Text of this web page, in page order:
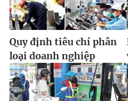
Quy định tiêu chí phân
loại doanh nghiệp